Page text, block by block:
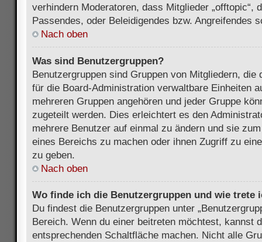
verhindern Moderatoren, dass Mitglieder „offtopic“,
Passendes, oder Beleidigendes bzw. Angreifendes
Nach oben
Was sind Benutzergruppen?
Benutzergruppen sind Gruppen von Mitgliedern, die
für die Board-Administration verwaltbare Einheiten
mehreren Gruppen angehören und jeder Gruppe
zugeteilt werden. Dies erleichtert es den
mehrere Benutzer auf einmal zu ändern und sie
eines Bereichs zu machen oder ihnen Zugriff zu
zu geben.
Nach oben
Wo finde ich die Benutzergruppen und wie trete
Du findest die Benutzergruppen unter
Bereich. Wenn du einer beitreten möchtest, kannst
entsprechenden Schaltfläche machen. Nicht alle